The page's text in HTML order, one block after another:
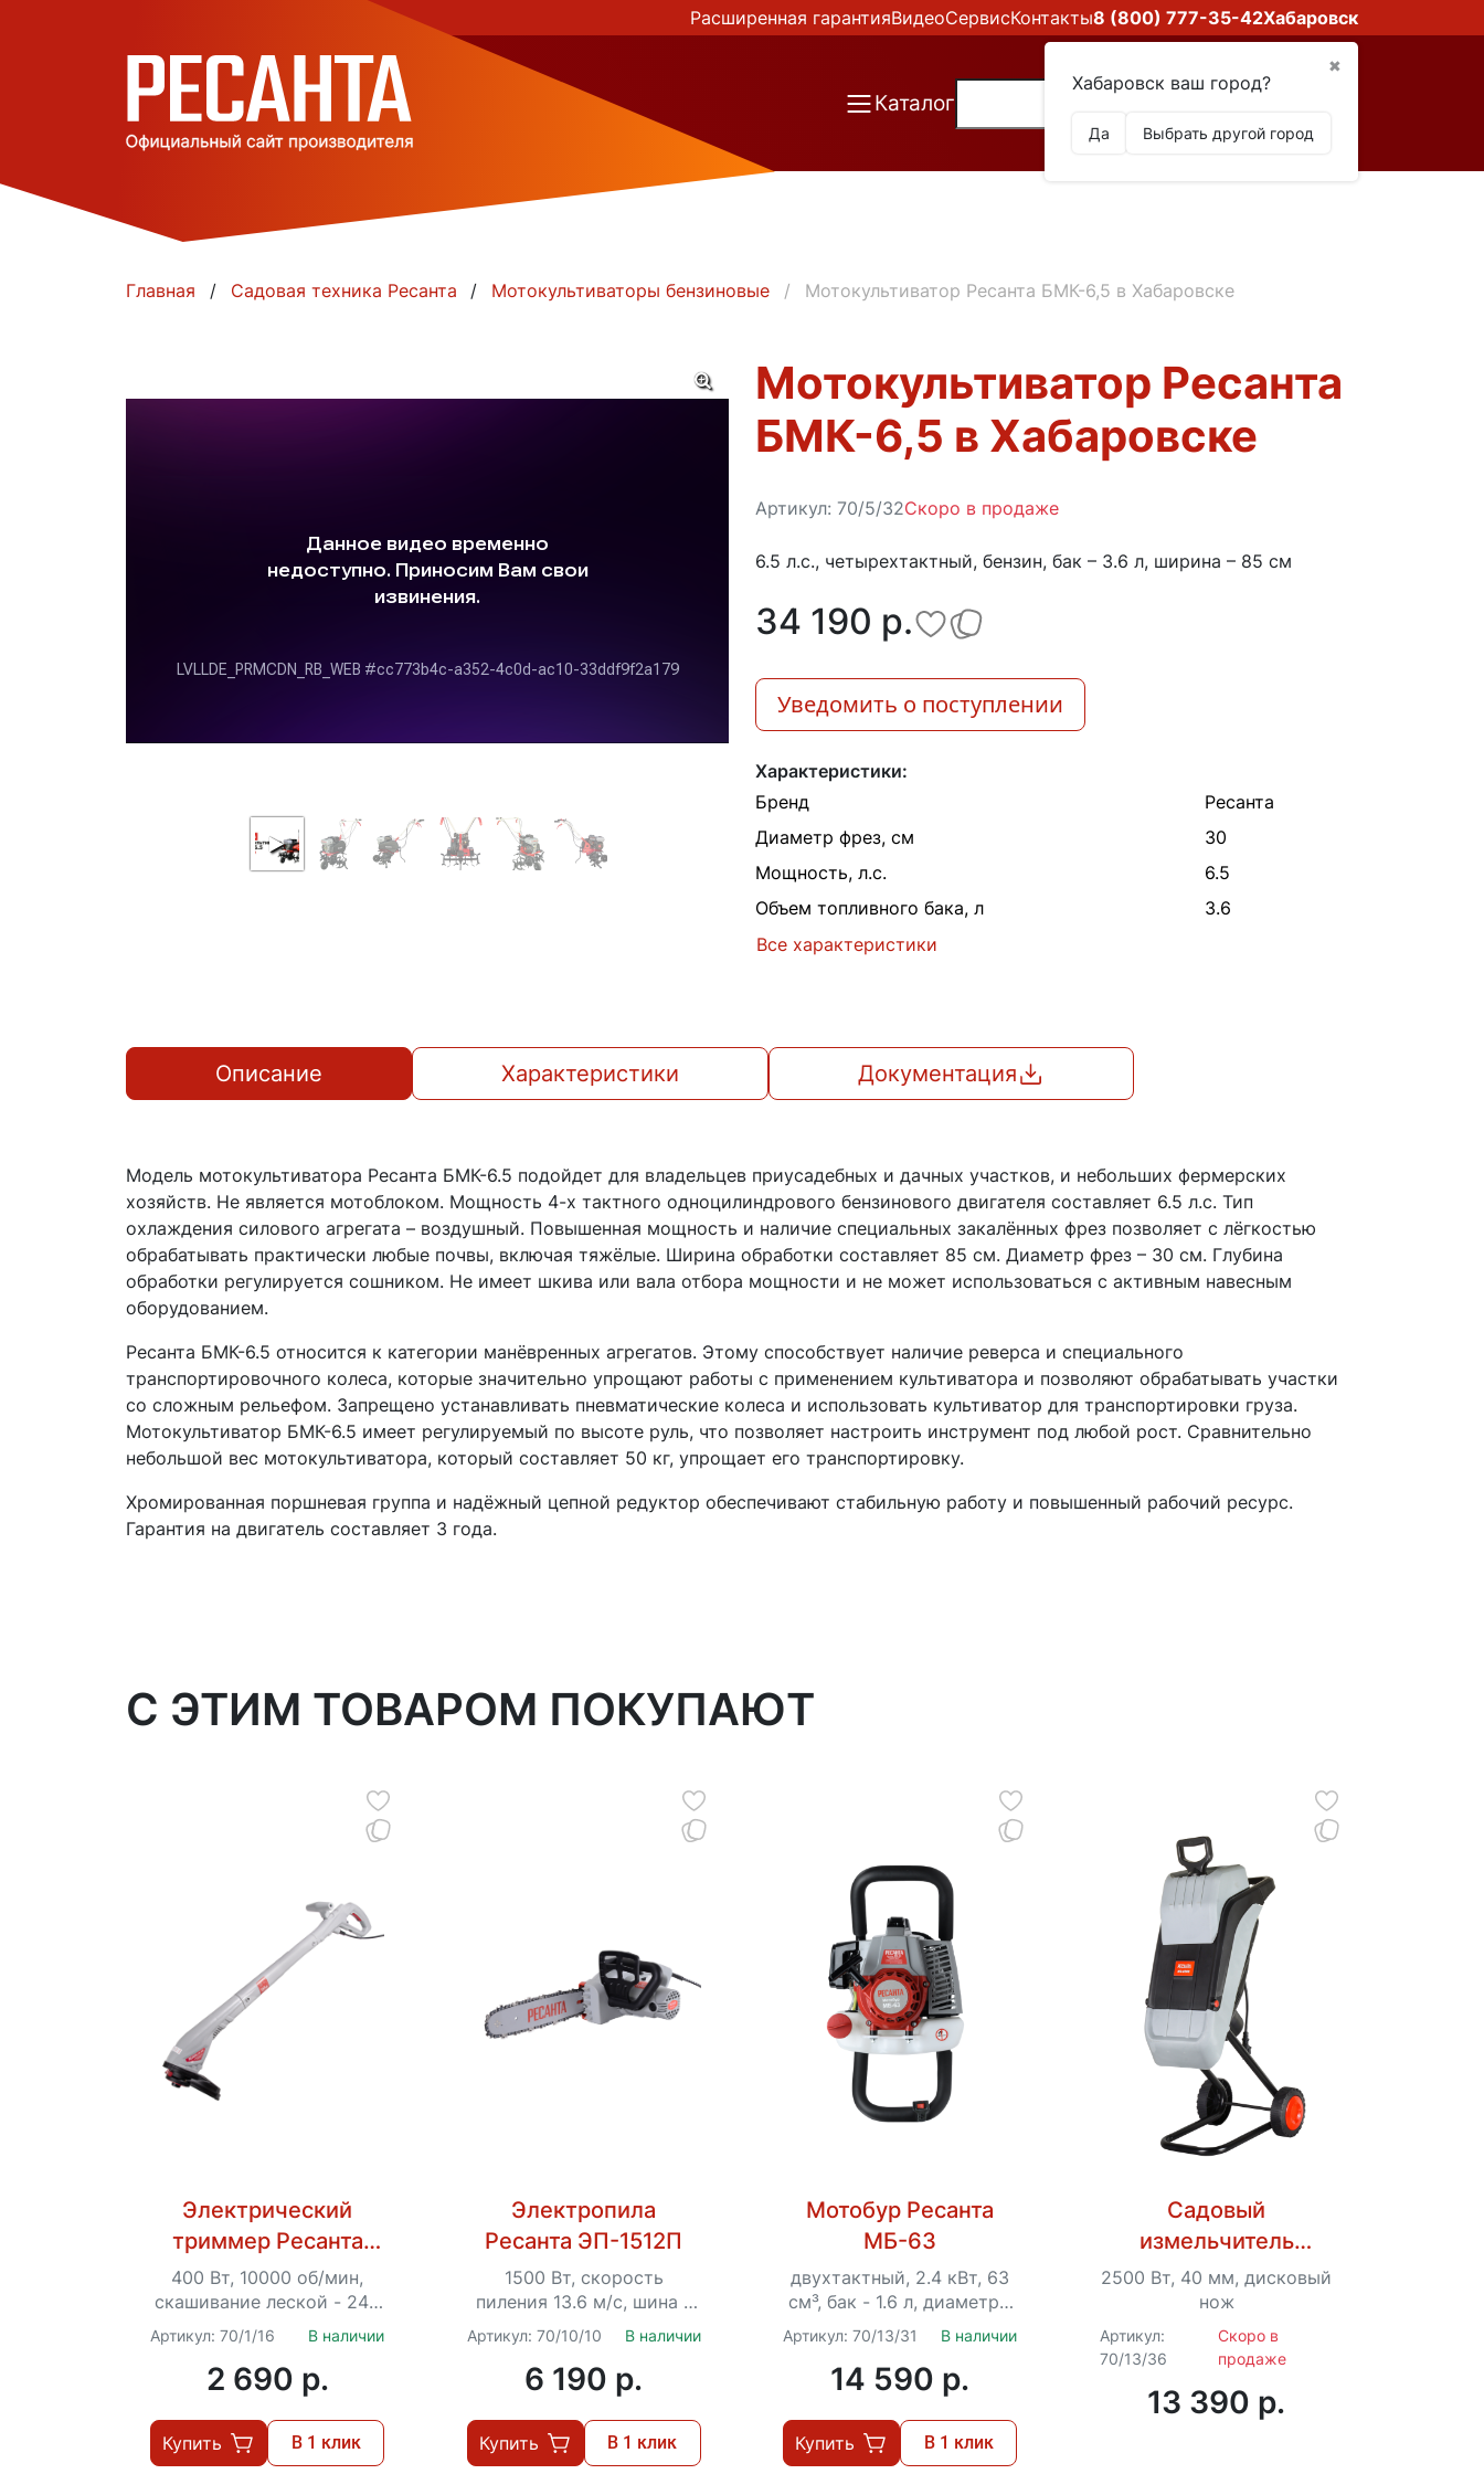
Расширенная гарантияВидеоСервисКонтакты8 (800) 777-35-42Хабаровск
✖
Хабаровск ваш город?
Да Выбрать другой город
Каталог
Главная Садовая техника Ресанта Мотокультиваторы бензиновые Мотокультиватор Ресанта БМК-6,5 в Хабаровске
Мотокультиватор Ресанта
БМК-6,5 в Хабаровске
Артикул: 70/5/32Скоро в продаже
6.5 л.с., четырехтактный, бензин, бак – 3.6 л, ширина – 85 см
34 190 p.
Уведомить о поступлении
Характеристики:
Бренд
Ресанта
Диаметр фрез, см
30
Мощность, л.с.
6.5
Объем топливного бака, л
3.6
Все характеристики
Описание Характеристики Документация
Модель мотокультиватора Ресанта БМК-6.5 подойдет для владельцев приусадебных и дачных участков, и небольших фермерских
хозяйств. Не является мотоблоком. Мощность 4-х тактного одноцилиндрового бензинового двигателя составляет 6.5 л.с. Тип
охлаждения силового агрегата – воздушный. Повышенная мощность и наличие специальных закалённых фрез позволяет с лёгкостью
обрабатывать практически любые почвы, включая тяжёлые. Ширина обработки составляет 85 см. Диаметр фрез – 30 см. Глубина
обработки регулируется сошником. Не имеет шкива или вала отбора мощности и не может использоваться с активным навесным
оборудованием.
Ресанта БМК-6.5 относится к категории манёвренных агрегатов. Этому способствует наличие реверса и специального
транспортировочного колеса, которые значительно упрощают работы с применением культиватора и позволяют обрабатывать участки
со сложным рельефом. Запрещено устанавливать пневматические колеса и использовать культиватор для транспортировки груза.
Мотокультиватор БМК-6.5 имеет регулируемый по высоте руль, что позволяет настроить инструмент под любой рост. Сравнительно
небольшой вес мотокультиватора, который составляет 50 кг, упрощает его транспортировку.
Хромированная поршневая группа и надёжный цепной редуктор обеспечивают стабильную работу и повышенный рабочий ресурс.
Гарантия на двигатель составляет 3 года.
C ЭТИМ ТОВАРОМ ПОКУПАЮТ
Электрический
триммер Ресанта
ЭТ-450
400 Вт, 10000 об/мин,
скашивание леской - 240
мм, Ø – 1.2 мм, 1.4 кг
Артикул: 70/1/16 В наличии
2 690 p.
Купить В 1 клик
Электропила
Ресанта ЭП-1512П
1500 Вт, скорость
пиления 13.6 м/с, шина -
30.5 см, шаг цепи - 3/8",
автоматическая смазка
Артикул: 70/10/10 В наличии
6 190 p.
Купить В 1 клик
Мотобур Ресанта
МБ-63
двухтактный, 2.4 кВт, 63
см³, бак - 1.6 л, диаметр -
300 мм
Артикул: 70/13/31 В наличии
14 590 p.
Купить В 1 клик
Садовый
измельчитель
электрический
Ресанта ИС-2500
2500 Вт, 40 мм, дисковый
нож
Артикул:
70/13/36
Скоро в
продаже
13 390 p.